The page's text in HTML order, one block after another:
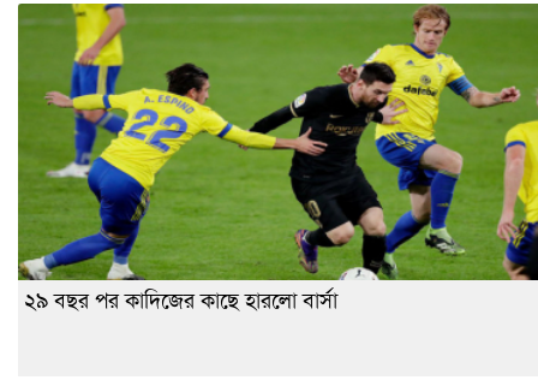
২৯ বছর পর কাদিজের কাছে হারলো বার্সা